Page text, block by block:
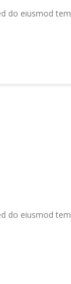
do eiusmod
do eiusmod